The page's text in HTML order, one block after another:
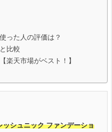
った人の評価は？
比較
楽天市場がベスト！】
シュニック ファンデーショ